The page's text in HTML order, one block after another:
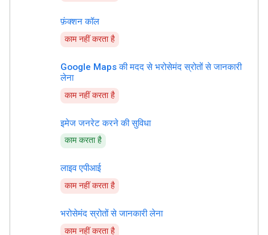
फ़ंक्शन कॉल
काम नहीं करता है
Google Maps की मदद से भरोसेमंद स्रोतों से जानकारी
लेना
काम नहीं करता है
इमेज जनरेट करने की सुविधा
काम करता है
लाइव एपीआई
काम नहीं करता है
भरोसेमंद स्रोतों से जानकारी लेना
काम नहीं करता है